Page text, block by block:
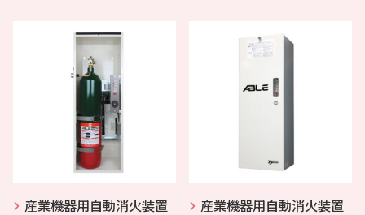
産業機器用自動消火装置 産業機器用自動消火装置